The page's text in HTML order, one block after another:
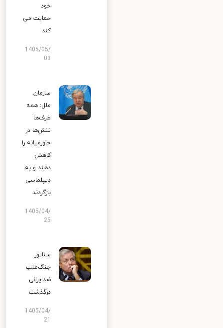
خود
حمایت می
کند
1405/05/
03
سازمان
ملل: همه
طرف‌ها
تنش‌ها در
خاورمیانه را
کاهش
دهند و به
دیپلماسی
بازگردند
1405/04/
25
سناتور
جنگ‌طلب
ضدایرانی
درگذشت
1405/04/